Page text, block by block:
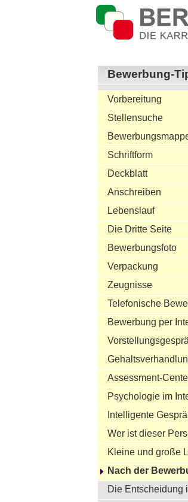
Bewerbung-
Vorbereitung
Stellensuche
Schriftform
Deckblatt
Anschreiben
Lebenslauf
Die Dritte Seite
Bewerbungsfoto
Verpackung
Zeugnisse
Telefonische
Bewerbung per
Assessment-
Psychologie im
Intelligente
Wer ist dieser
Kleine und große
Nach der
Die Entscheidung